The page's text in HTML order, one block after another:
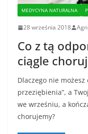
MEDYCYNA NATURALNA
28 września 2018
Co z tą
ciągle
Dlaczego nie możesz
przeziębienia”, a
we wrześniu, a
chorujemy?